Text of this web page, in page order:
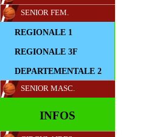
SENIOR FEM.
REGIONALE 1
REGIONALE 3F
DEPARTEMENTALE 2
SENIOR MASC.
INFOS